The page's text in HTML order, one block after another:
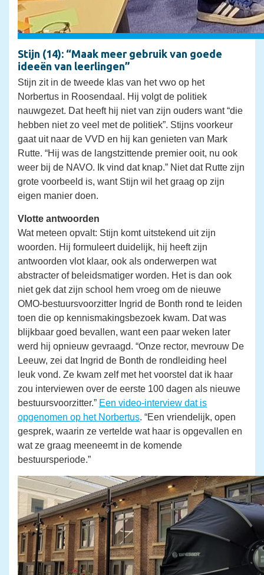
Stijn (14): “Maak meer gebruik van goede
ideeën van leerlingen”
Stijn zit in de tweede klas van het vwo op het
Norbertus in Roosendaal. Hij volgt de politiek
nauwgezet. Dat heeft hij niet van zijn ouders want “die
hebben niet zo veel met de politiek”. Stijns voorkeur
gaat uit naar de VVD en hij kan genieten van Mark
Rutte. “Hij was de langstzittende premier ooit, nu ook
weer bij de NAVO. Ik vind dat knap.” Niet dat Rutte zijn
grote voorbeeld is, want Stijn wil het graag op zijn
eigen manier doen.
Vlotte antwoorden
Wat meteen opvalt: Stijn komt uitstekend uit zijn
woorden. Hij formuleert duidelijk, hij heeft zijn
antwoorden vlot klaar, ook als onderwerpen wat
abstracter of beleidsmatiger worden. Het is dan ook
niet gek dat zijn school hem vroeg om de nieuwe
OMO-bestuursvoorzitter Ingrid de Bonth rond te leiden
toen die op kennismakingsbezoek kwam. Dat was
blijkbaar goed bevallen, want een paar weken later
werd hij opnieuw gevraagd. “Onze rector, mevrouw De
Leeuw, zei dat Ingrid de Bonth de rondleiding heel
leuk vond. Ze kwam zelf met het voorstel dat ik haar
zou interviewen over de eerste 100 dagen als nieuwe
bestuursvoorzitter.” Een video-interview dat is
opgenomen op het Norbertus. “Een vriendelijk, open
gesprek, waarin ze vertelde wat haar is opgevallen en
wat ze graag meeneemt in de komende
bestuursperiode.”